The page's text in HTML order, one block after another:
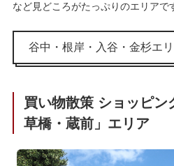
など見どころがたっぷりのエリアで
谷中・根岸・入谷・金杉エ
買い物散策 ショッピン
草橋・蔵前」エリア